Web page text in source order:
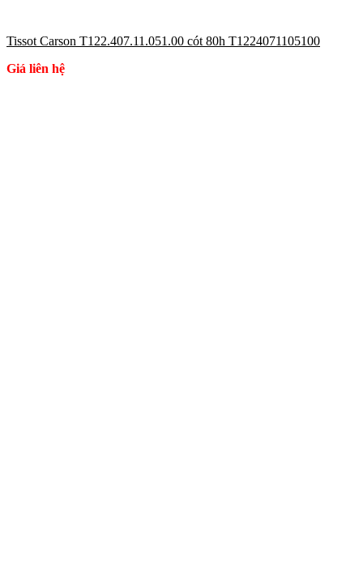
Tissot Carson T122.407.11.051.00 cót 80h T1224071105100
Giá liên hệ